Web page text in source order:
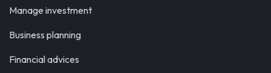
Manage investment
Business planning
Financial advices